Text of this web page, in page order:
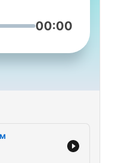
и
Human
00:00